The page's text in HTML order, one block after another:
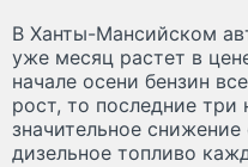
В Ханты-Мансийском
уже месяц растет в
начале осени бензин
рост, то последние три
значительное
дизельное топливо